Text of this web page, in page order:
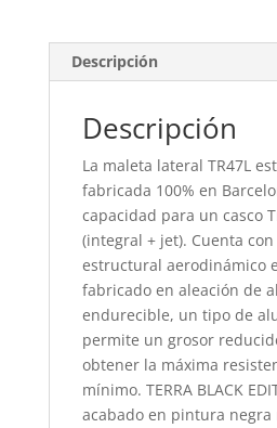
Descripción
Descripción
La maleta lateral TR47L
fabricada 100% en
capacidad para un casco
(integral + jet). Cuenta
estructural aerodinámico
fabricado en aleación de
endurecible, un tipo de
permite un grosor
obtener la máxima
mínimo. TERRA BLACK
acabado en pintura negra